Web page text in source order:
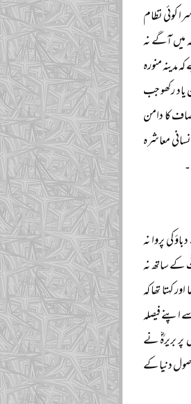
کوئی نظام
میں آگے نہ
منورہ
رکھو جب
کا دامن
معاشرہ
کی پروا نہ
کے ساتھ نہ
کہتا تھا کہ
اپنے فیصلہ
بریرہؓ نے
دنیا کے